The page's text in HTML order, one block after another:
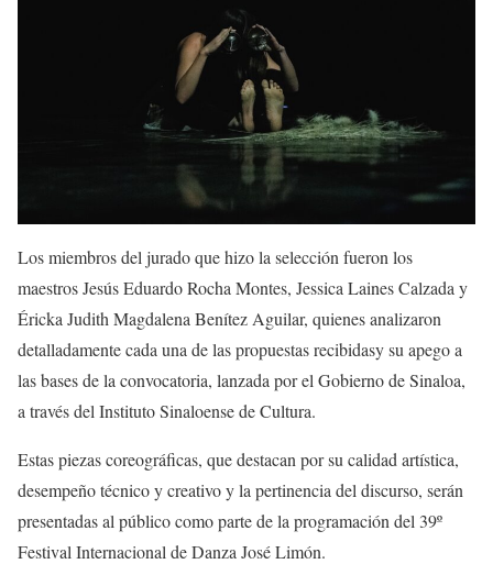
Los miembros del jurado que hizo la selección fueronlos
maestros Jesús Eduardo Rocha Montes, JessicaLainesCalzada y
ÉrickaJudith Magdalena Benítez Aguilar, quienesanalizaron
detalladamente cada una de las propuestas recibidasysu apego a
las bases de la convocatoria, lanzada por el Gobierno de Sinaloa,
a través delInstituto Sinaloense de Cultura.
Estas piezas coreográficas, que destacan por su calidad artística,
desempeño técnico y creativo y la pertinencia del discurso, serán
presentadas al público como parte de la programación del 39º
Festival Internacional de Danza José Limón.